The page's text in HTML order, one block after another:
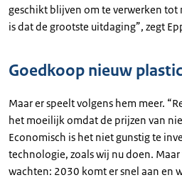
geschikt blijven om te verwerken tot
is dat de grootste uitdaging”, zegt
Goedkoop nieuw plastic
Maar er speelt volgens hem meer.
het moeilijk omdat de prijzen van
Economisch is het niet gunstig te
technologie, zoals wij nu doen.
wachten: 2030 komt er snel aan en